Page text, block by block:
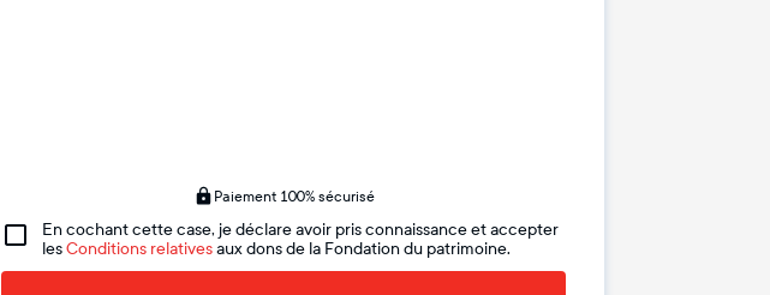
Paiement 100% sécurisé
En cochant cette case, je déclare avoir pris connaissance et accepter
lesConditions relativesaux dons de la Fondation du patrimoine.